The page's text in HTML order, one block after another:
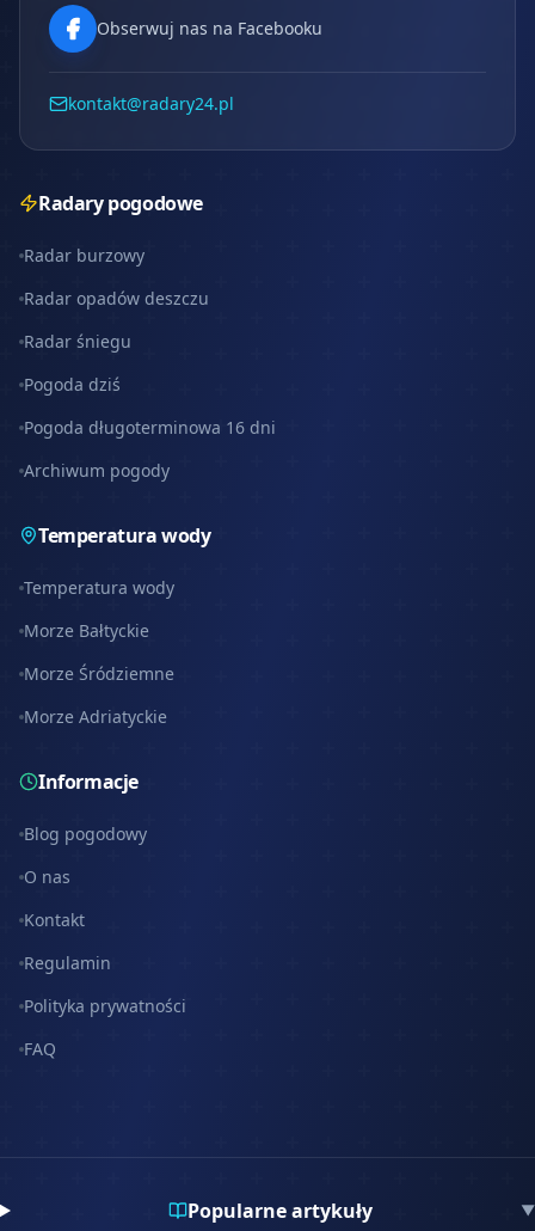
Obserwuj nas na Facebooku
kontakt@radary24.pl
Radary pogodowe
Radar burzowy
Radar opadów deszczu
Radar śniegu
Pogoda dziś
Pogoda długoterminowa 16 dni
Archiwum pogody
Temperatura wody
Temperatura wody
Morze Bałtyckie
Morze Śródziemne
Morze Adriatyckie
Informacje
Blog pogodowy
O nas
Kontakt
Regulamin
Polityka prywatności
FAQ
Popularne artykuły ▼